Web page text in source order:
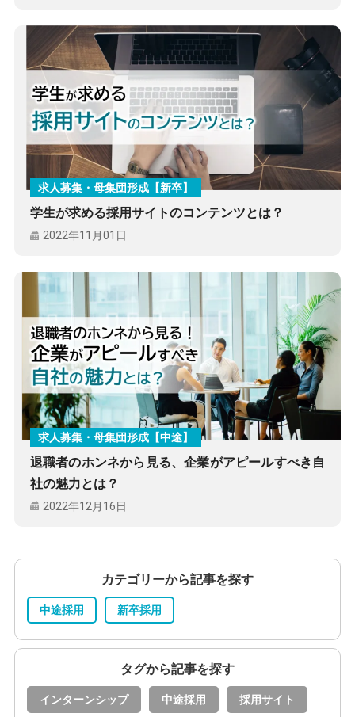
求人募集・母集団形成【新卒】
学生が求める採用サイトのコンテンツとは？
2022年11月01日
求人募集・母集団形成【中途】
退職者のホンネから見る、企業がアピールすべき自
社の魅力とは？
2022年12月16日
カテゴリーから記事を探す
中途採用 新卒採用
タグから記事を探す
インターンシップ 中途採用 採用サイト